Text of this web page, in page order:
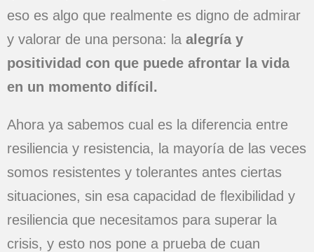
eso es algo que realmente es digno de admirar
y valorar de una persona: la alegría y
positividad con que puede afrontar la vida
en un momento difícil.
Ahora ya sabemos cual es la diferencia entre
resiliencia y resistencia, la mayoría de las veces
somos resistentes y tolerantes antes ciertas
situaciones, sin esa capacidad de flexibilidad y
resiliencia que necesitamos para superar la
crisis, y esto nos pone a prueba de cuan